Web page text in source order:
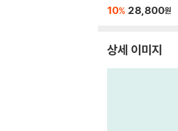
10% 28,800원
상세 이미지